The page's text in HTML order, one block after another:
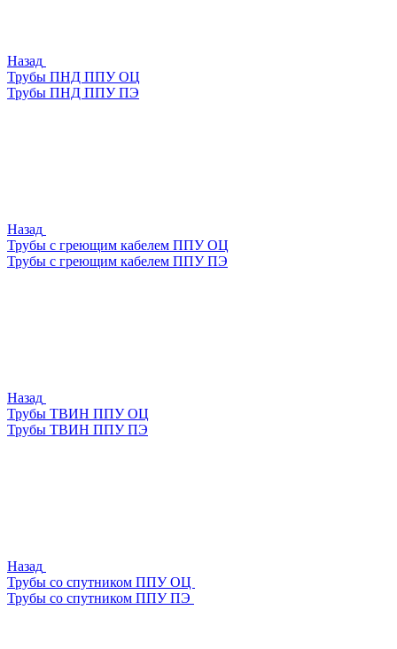
Назад
Трубы ПНД ППУ ОЦ
Трубы ПНД ППУ ПЭ
Назад
Трубы с греющим кабелем ППУ ОЦ
Трубы с греющим кабелем ППУ ПЭ
Назад
Трубы ТВИН ППУ ОЦ
Трубы ТВИН ППУ ПЭ
Назад
Трубы со спутником ППУ ОЦ
Трубы со спутником ППУ ПЭ